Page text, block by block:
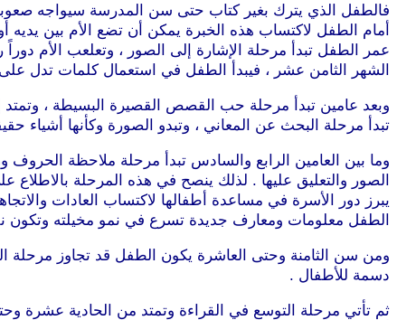
فالطفل الذي يترك بغير كتاب حتى سن المدرسة سيواجه
أمام الطفل لاكتساب هذه الخبرة يمكن أن تضع الأم بين
عمر الطفل تبدأ مرحلة الإشارة إلى الصور ، وتعلعب الأم
الشهر الثامن عشر ، فيبدأ الطفل في استعمال كلمات تدل
وبعد عامين تبدأ مرحلة حب القصص القصيرة البسيطة ،
تبدأ مرحلة البحث عن المعاني ، وتبدو الصورة وكأنها
وما بين العامين الرابع والسادس تبدأ مرحلة ملاحظة
الصور والتعليق عليها . لذلك ينصح في هذه المرحلة
يبرز دور الأسرة في مساعدة أطفالها لاكتساب العادات
الطفل معلومات ومعارف جديدة تسرع في نمو مخيلته
ومن سن الثامنة وحتى العاشرة يكون الطفل قد تجاوز مرحلة
دسمة للأطفال .
ثم تأتي مرحلة التوسع في القراءة وتمتد من الحادية عشرة